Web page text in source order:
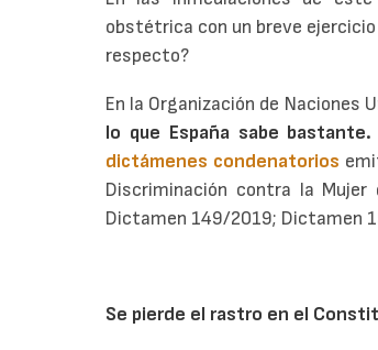
obstétrica con un breve
respecto?
En la Organización de Naciones
lo que España sabe bastante.
dictámenes condenatorios
Discriminación contra la
Dictamen 149/2019; Dictamen
Se pierde el rastro en el